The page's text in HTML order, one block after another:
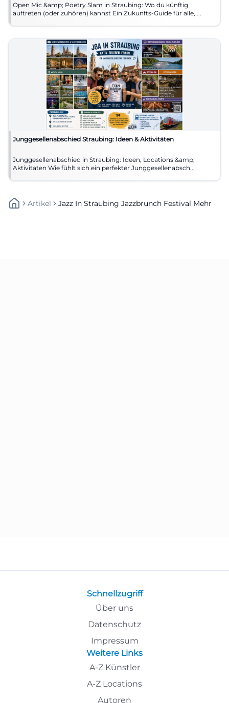
Open Mic &amp; Poetry Slam in Straubing: Wo du künftig
auftreten (oder zuhören) kannst Ein Zukunfts-Guide für alle, ...
Junggesellenabschied Straubing: Ideen & Aktivitäten
Junggesellenabschied in Straubing: Ideen, Locations &amp;
Aktivitäten Wie fühlt sich ein perfekter Junggesellenabsch...
Artikel Jazz In Straubing Jazzbrunch Festival Mehr
Schnellzugriff
Über uns
Datenschutz
Impressum
Weitere Links
A-Z Künstler
A-Z Locations
Autoren